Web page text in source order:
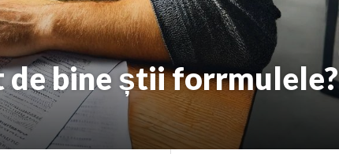
de bine știi forrmulele?